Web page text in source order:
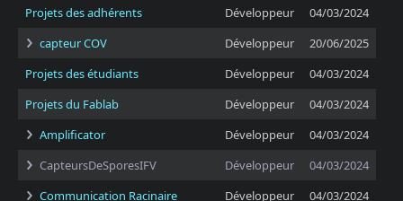
Projets des adhérents
Développeur
04/03/2024
capteur COV
Développeur
20/06/2025
Projets des étudiants
Développeur
04/03/2024
Projets du Fablab
Développeur
04/03/2024
Amplificator
Développeur
04/03/2024
CapteursDeSporesIFV
Développeur
04/03/2024
Communication Racinaire
Développeur 04/03/2024